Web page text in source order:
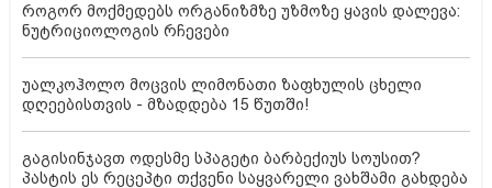
როგორ მოქმედებს ორგანიზმზე უზმოზე ყავის დალევა:
ნუტრიციოლოგის რჩევები
უალკოჰოლო მოცვის ლიმონათი ზაფხულის ცხელი
დღეებისთვის - მზადდება 15 წუთში!
გაგისინჯავთ ოდესმე სპაგეტი ბარბექიუს სოუსით?
პასტის ეს რეცეპტი თქვენი საყვარელი ვახშამი გახდება